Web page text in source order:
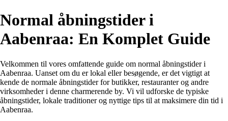
Normal åbningstider i
Aabenraa: En Komplet Guide
Velkommen til vores omfattende guide om normal åbningstider i
Aabenraa. Uanset om du er lokal eller besøgende, er det vigtigt at
kende de normale åbningstider for butikker, restauranter og andre
virksomheder i denne charmerende by. Vi vil udforske de typiske
åbningstider, lokale traditioner og nyttige tips til at maksimere din tid i
Aabenraa.